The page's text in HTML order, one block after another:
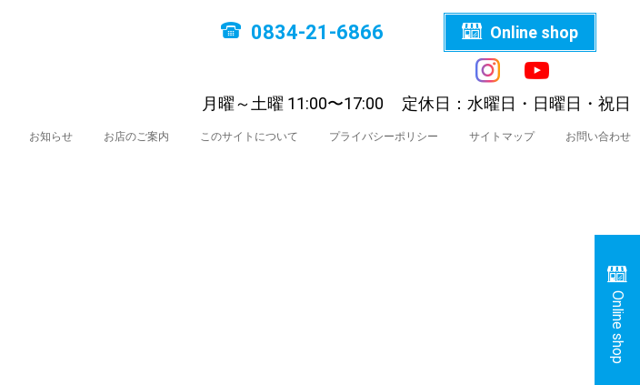
0834-21-6866
月曜～土曜 11:00〜17:00 定休日：水曜日・日曜日・祝日
Online shop
お知らせ お店のご案内 このサイトについて プライバシーポリシー サイトマップ お問い合わせ
Online shop